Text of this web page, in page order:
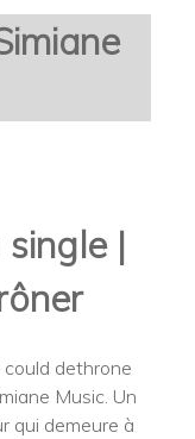
single |
could dethrone
Music. Un
qui demeure à